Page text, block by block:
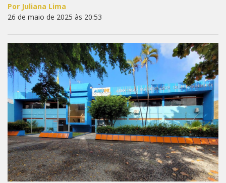
Por Juliana Lima
26 de maio de 2025 às 20:53